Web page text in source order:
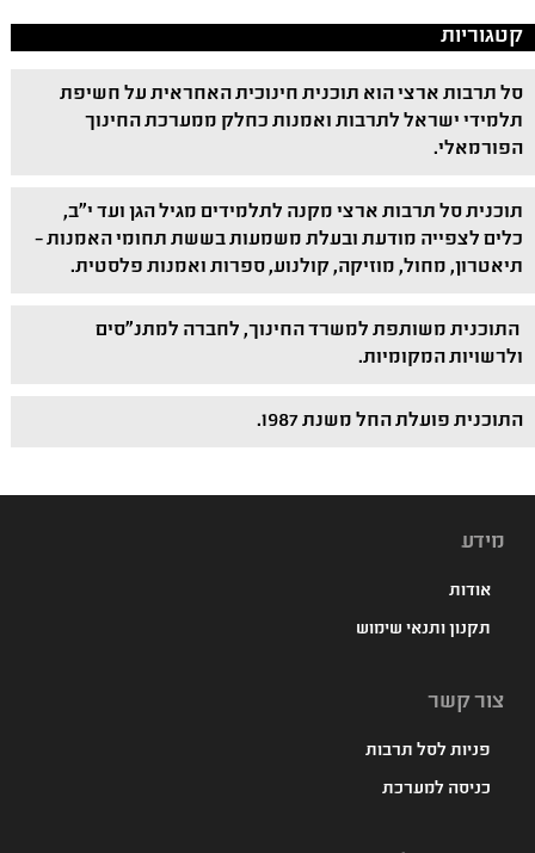
קטגוריות
סל תרבות ארצי הוא תוכנית חינוכית האחראית על חשיפת
תלמידי ישראל לתרבות ואמנות כחלק ממערכת החינוך
הפורמאלי.
תוכנית סל תרבות ארצי מקנה לתלמידים מגיל הגן ועד י"ב,
כלים לצפייה מודעת ובעלת משמעות בששת תחומי האמנות –
תיאטרון, מחול, מוזיקה, קולנוע, ספרות ואמנות פלסטית.
התוכנית משותפת למשרד החינוך, לחברה למתנ"סים
ולרשויות המקומיות.
התוכנית פועלת החל משנת 1987.
מידע
אודות
תקנון ותנאי שימוש
צור קשר
פניות לסל תרבות
כניסה למערכת